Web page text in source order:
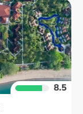
8.5